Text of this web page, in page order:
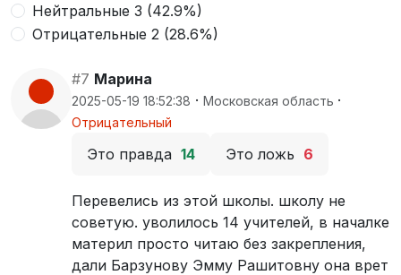
Нейтральные 3 (42.9%)
Отрицательные 2 (28.6%)
#7 Марина
2025-05-19 18:52:38 · Московская область ·
Отрицательный
Это правда 14 Это ложь 6
Перевелись из этой школы. школу не
советую. уволилось 14 учителей, в началке
материл просто читаю без закрепления,
дали Барзунову Эмму Рашитовну она врет